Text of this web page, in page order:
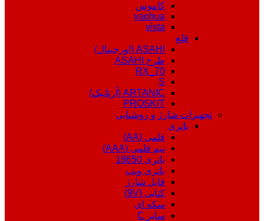
کاموس
yaohua
vista
قلع
ASAHI (اورجینال)
طرح ASAHI
RX_70
S
ARTANIC (آرتانیک)
PROSKIT
تجهیزات شارژ و روشنایی
باتری
قلمی (AA)
نیم قلمی (AAA)
باتری 18650
باتری ویپ
قابل شارژ
کتابی (9V)
سکه ای
سایز C